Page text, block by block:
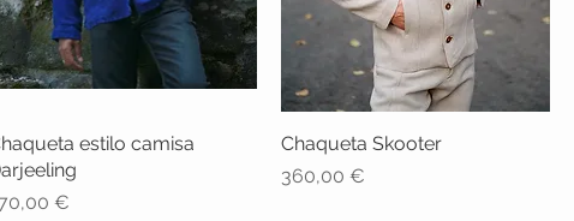
Vista rápida
estilo camisa
€
Vista rápida
Chaqueta Skooter
Precio
360,00 €